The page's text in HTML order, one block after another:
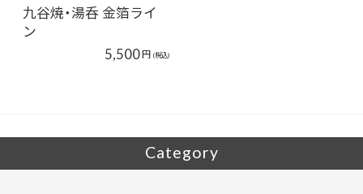
九谷焼・湯呑 金箔ライ
ン
5,500円 (税込)
Category